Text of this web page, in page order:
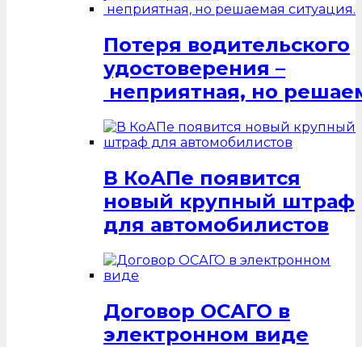
Потеря водительского
удостоверения –
неприятная, но
В КоАПе появится
новый крупный штраф
для автомобилистов
Договор ОСАГО в
электронном виде